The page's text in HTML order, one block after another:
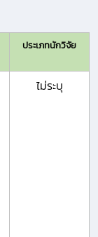
ประเภทนักวิจัย
ไม่ระบุ